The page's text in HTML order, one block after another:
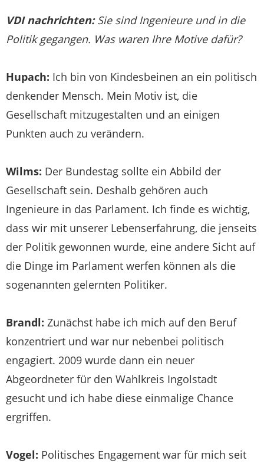
VDI nachrichten:Sie sind Ingenieure und in die
Politik gegangen. Was waren Ihre Motive dafür?
Hupach: Ich bin von Kindesbeinen an ein politisch
denkender Mensch. Mein Motiv ist, die
Gesellschaft mitzugestalten und an einigen
Punkten auch zu verändern.
Wilms: Der Bundestag sollte ein Abbild der
Gesellschaft sein. Deshalb gehören auch
Ingenieure in das Parlament. Ich finde es wichtig,
dass wir mit unserer Lebenserfahrung, die jenseits
der Politik gewonnen wurde, eine andere Sicht auf
die Dinge im Parlament werfen können als die
sogenannten gelernten Politiker.
Brandl: Zunächst habe ich mich auf den Beruf
konzentriert und war nur nebenbei politisch
engagiert. 2009 wurde dann ein neuer
Abgeordneter für den Wahlkreis Ingolstadt
gesucht und ich habe diese einmalige Chance
ergriffen.
Vogel: Politisches Engagement war für mich seit